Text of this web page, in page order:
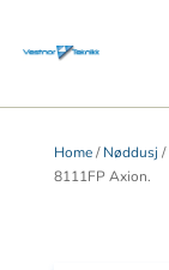
Home/Nøddusj /
8111FP Axion.